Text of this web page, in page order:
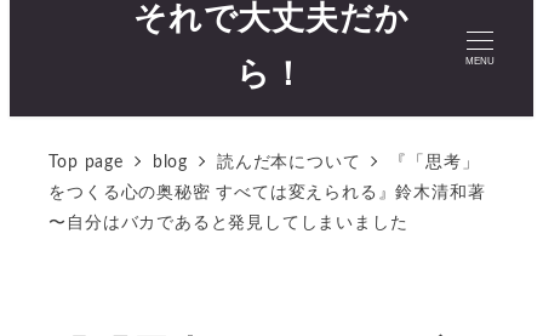
それで大丈夫だか
ら！
MENU
Top page blog 読んだ本について
『「思考」
をつくる心の奥秘密 すべては変えられる』鈴木清和著
〜自分はバカであると発見してしまいました